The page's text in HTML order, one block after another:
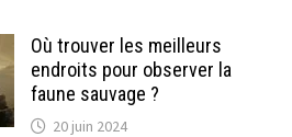
Où trouver les meilleurs
endroits pour observer la
faune sauvage ?
20 juin 2024